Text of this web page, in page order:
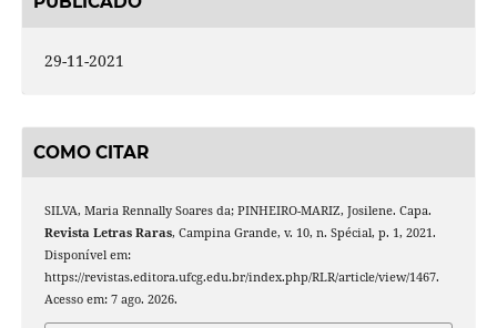
29-11-2021
COMO CITAR
SILVA, Maria Rennally Soares da; PINHEIRO-MARIZ, Josilene. Capa.
Revista Letras Raras, Campina Grande, v. 10, n. Spécial, p. 1, 2021.
Disponível em:
https://revistas.editora.ufcg.edu.br/index.php/RLR/article/view/1467.
Acesso em: 7 ago. 2026.